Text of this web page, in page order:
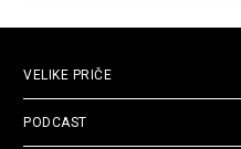
VELIKE PRIČE
PODCAST